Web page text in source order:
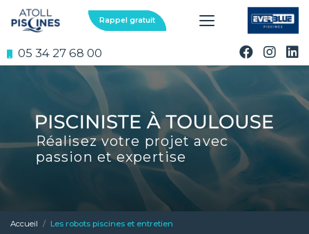
au
contenu
05 34 27 68 00
Rappel gratuit
Réalisez votre projet avec
passion et expertise
Accueil Les robots piscines et entretien